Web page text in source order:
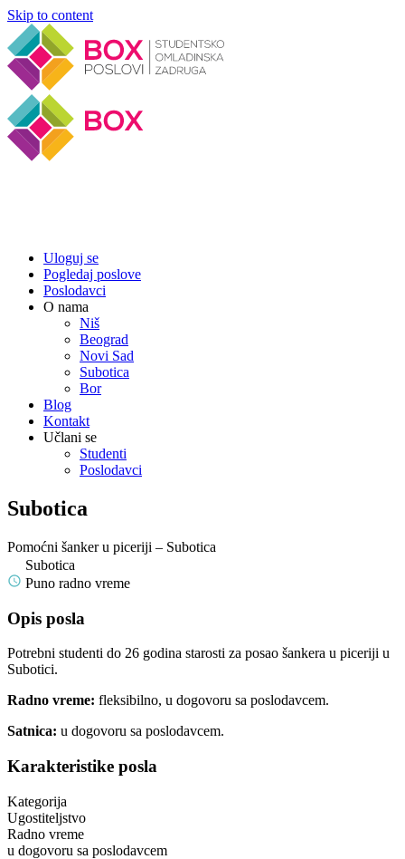
Skip to content
Uloguj se
Pogledaj poslove
Poslodavci
O nama
Niš
Beograd
Novi Sad
Subotica
Bor
Blog
Kontakt
Učlani se
Studenti
Poslodavci
Subotica
Pomoćni šanker u piceriji – Subotica
Subotica
Puno radno vreme
Opis posla
Potrebni studenti do 26 godina starosti za posao šankera u piceriji u
Subotici.
Radno vreme: fleksibilno, u dogovoru sa poslodavcem.
Satnica: u dogovoru sa poslodavcem.
Karakteristike posla
Kategorija
Ugostiteljstvo
Radno vreme
u dogovoru sa poslodavcem